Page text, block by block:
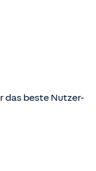
das beste Nutzer-